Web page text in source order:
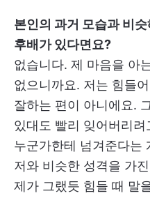
본인의 과거 모습과 비
후배가 있다면요?
없습니다. 제 마음을 아
없으니까요. 저는 힘들
잘하는 편이 아니에요.
있대도 빨리 잊어버리
누군가한테 넘겨준다는
저와 비슷한 성격을 가
제가 그랬듯 힘들 때 말